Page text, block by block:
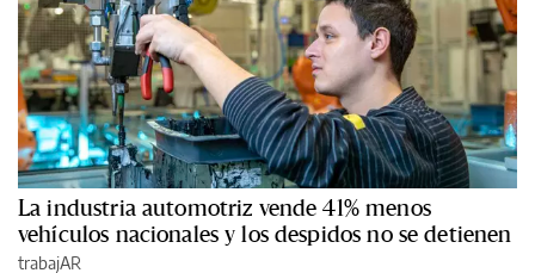
La industria automotriz vende 41% menos
vehículos nacionales y los despidos no se detienen
trabajAR